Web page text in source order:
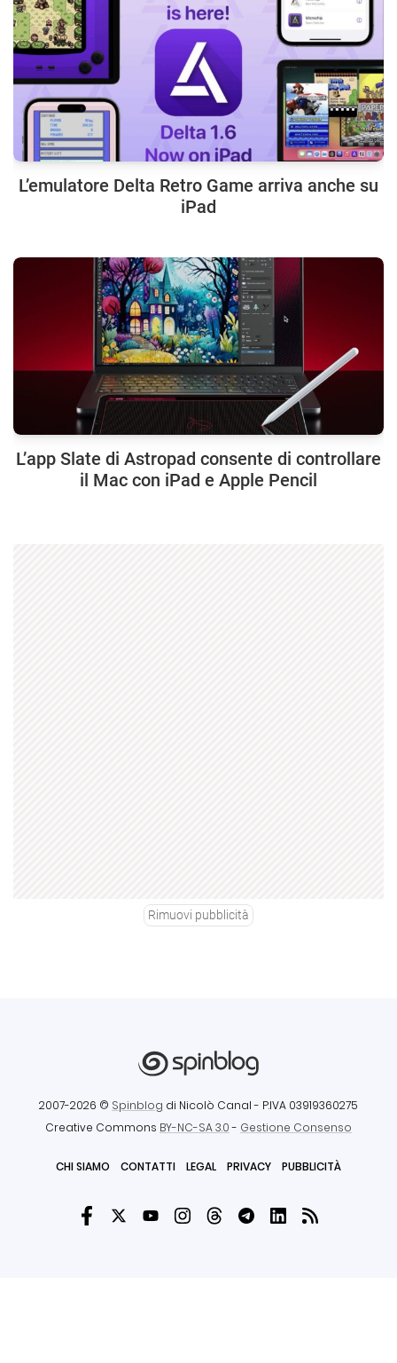
L’emulatore Delta Retro Game arriva anche su
iPad
L’app Slate di Astropad consente di controllare
il Mac con iPad e Apple Pencil
Rimuovi pubblicità
2007-2026 © Spinblog di Nicolò Canal - P.IVA 03919360275
Creative Commons BY-NC-SA 3.0- Gestione Consenso
CHI SIAMO CONTATTI LEGAL PRIVACY PUBBLICITÀ